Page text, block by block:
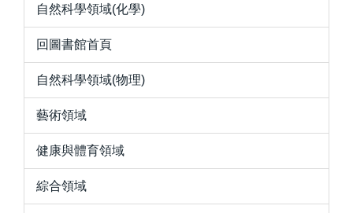
自然科學領域(化學)
回圖書館首頁
自然科學領域(物理)
藝術領域
健康與體育領域
綜合領域